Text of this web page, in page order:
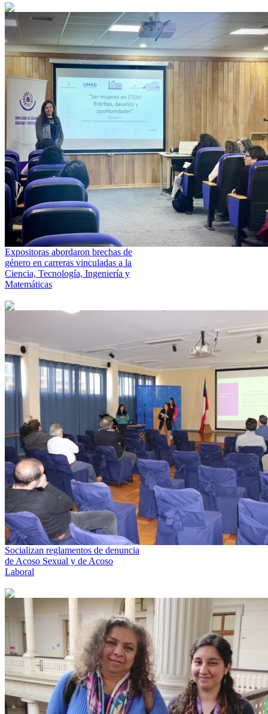
Expositoras abordaron brechas de
género en carreras vinculadas a la
Ciencia, Tecnología, Ingeniería y
Matemáticas
Socializan reglamentos de denuncia
de Acoso Sexual y de Acoso
Laboral